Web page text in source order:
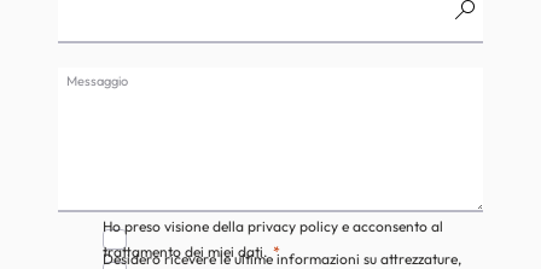
Messaggio
Ho preso visione della privacy policy e acconsento al
trattamento dei miei dati.
Desidero ricevere le ultime informazioni su attrezzature,